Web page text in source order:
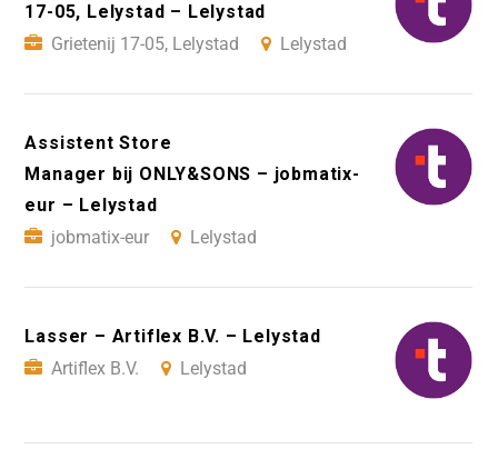
17-05, Lelystad – Lelystad
Grietenij 17-05, Lelystad
Lelystad
Assistent Store
Manager bij ONLY&SONS – jobmatix-
eur – Lelystad
jobmatix-eur
Lelystad
Lasser – Artiflex B.V. – Lelystad
Artiflex B.V.
Lelystad